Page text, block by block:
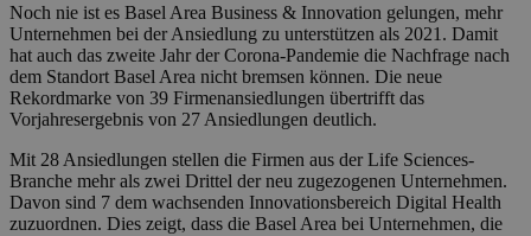
Noch nie ist es Basel Area Business & Innovation gelungen, mehr
Unternehmen bei der Ansiedlung zu unterstützen als 2021. Damit
hat auch das zweite Jahr der Corona-Pandemie die Nachfrage nach
dem Standort Basel Area nicht bremsen können. Die neue
Rekordmarke von 39 Firmenansiedlungen übertrifft das
Vorjahresergebnis von 27 Ansiedlungen deutlich.
Mit 28 Ansiedlungen stellen die Firmen aus der Life Sciences-
Branche mehr als zwei Drittel der neu zugezogenen Unternehmen.
Davon sind 7 dem wachsenden Innovationsbereich Digital Health
zuzuordnen. Dies zeigt, dass die Basel Area bei Unternehmen, die